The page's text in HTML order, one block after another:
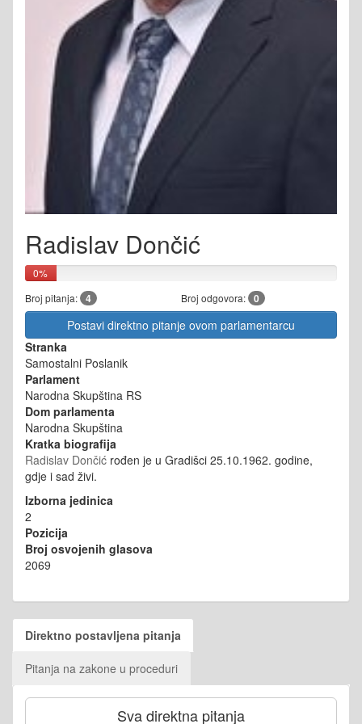
Radislav Dončić
0%
Broj pitanja: 4 Broj odgovora: 0
Postavi direktno pitanje ovom parlamentarcu
Stranka
Samostalni Poslanik
Parlament
Narodna Skupština RS
Dom parlamenta
Narodna Skupština
Kratka biografija
Radislav Dončić rođen je u Gradišci 25.10.1962. godine,
gdje i sad živi.
Izborna jedinica
2
Pozicija
Broj osvojenih glasova
2069
Direktno postavljena pitanja
Pitanja na zakone u proceduri
Sva direktna pitanja